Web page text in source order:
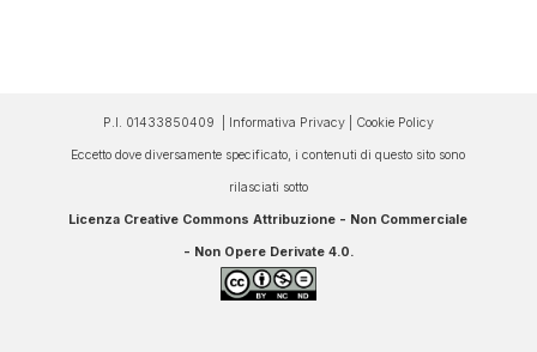
P.I. 01433850409 | Informativa Privacy| Cookie Policy
Eccetto dove diversamente specificato, i contenuti di questo sito sono
rilasciati sotto
Licenza Creative Commons Attribuzione - Non Commerciale
- Non Opere Derivate 4.0.